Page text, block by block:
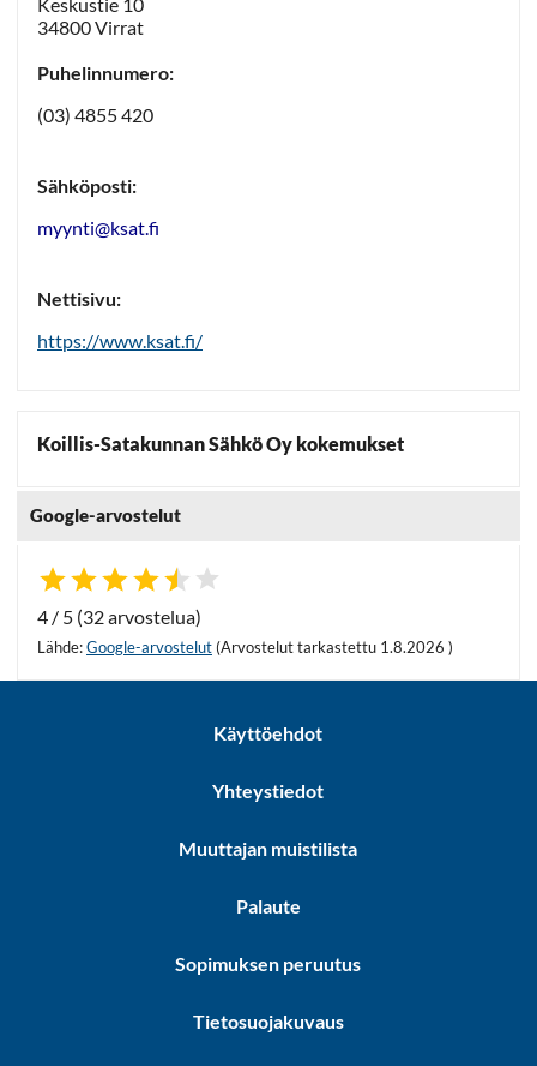
34800 Virrat
Puhelinnumero:
(03) 4855 420
Sähköposti:
myynti@ksat.fi
Nettisivu:
https://www.ksat.fi/
Koillis-Satakunnan Sähkö Oy kokemukset
Google-arvostelut
4 / 5 (32 arvostelua)
Lähde:Google-arvostelut (Arvostelut tarkastettu 1.8.2026 )
Käyttöehdot
Yhteystiedot
Muuttajan muistilista
Palaute
Sopimuksen peruutus
Tietosuojakuvaus